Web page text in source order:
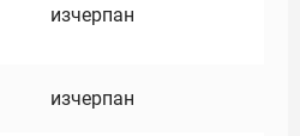
изчерпан
изчерпан